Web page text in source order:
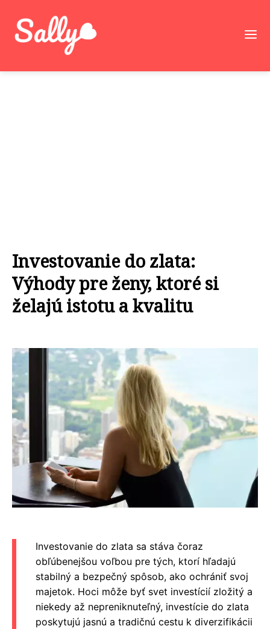
Investovanie do zlata:
Výhody pre ženy, ktoré si
želajú istotu a kvalitu
Investovanie do zlata sa stáva čoraz
obľúbenejšou voľbou pre tých, ktorí hľadajú
stabilný a bezpečný spôsob, ako ochrániť svoj
majetok. Hoci môže byť svet investícií zložitý a
niekedy až nepreniknuteľný, investície do zlata
poskytujú jasnú a tradičnú cestu k diverzifikácii